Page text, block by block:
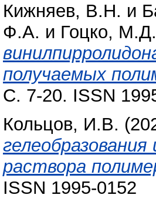
Кижняев, В.Н. и
Ф.А. и Гоцко, М.Д.
получаемых
С. 7-20. ISSN
Кольцов, И.В.
раствора
ISSN 1995-0152